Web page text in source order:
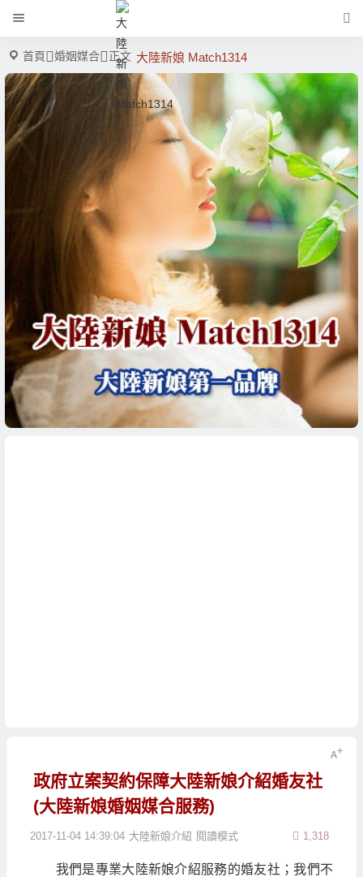
大陸新娘 Match1314
首頁 婚姻媒合 正文
政府立案契約保障大陸新娘介紹婚友社
(大陸新娘婚姻媒合服務)
2017-11-04 14:39:04 大陸新娘介紹 1,318
閱讀模式
我們是專業大陸新娘介紹服務的婚友社；我們不